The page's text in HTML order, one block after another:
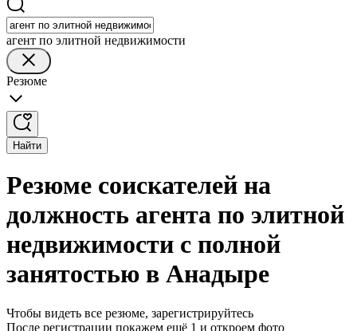
агент по элитной недвижимости
Резюме
Найти
Резюме соискателей на
должность агента по элитной
недвижимости с полной
занятостью в Анадыре
Чтобы видеть все резюме, зарегистрируйтесь
После регистрации покажем ещё 1 и откроем фото